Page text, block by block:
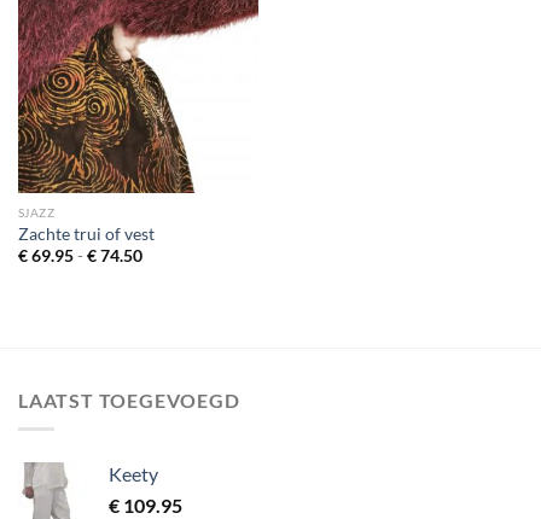
SJAZZ
Zachte trui of vest
€69.95 - €74.50Prijsklasse:
LAATST TOEGEVOEGD
Keety
€ 109.95